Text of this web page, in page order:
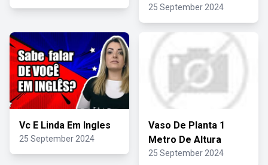
25 September 2024
Vc E Linda Em Ingles
25 September 2024
Vaso De Planta 1
Metro De Altura
25 September 2024